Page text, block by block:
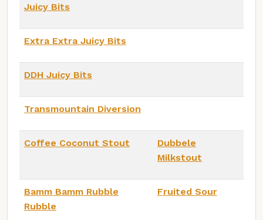
Juicy Bits
Extra Extra Juicy Bits
DDH Juicy Bits
Transmountain Diversion
Coffee Coconut Stout
Dubbele
Milkstout
Bamm Bamm Rubble
Rubble
Fruited Sour